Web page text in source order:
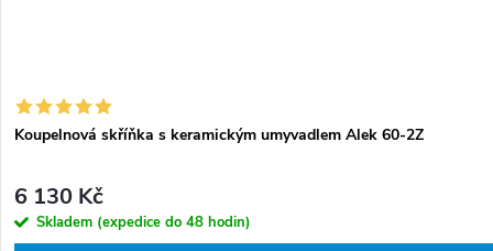
Koupelnová skříňka s keramickým umyvadlem Alek 60-2Z
6 130 Kč
Skladem (expedice do 48 hodin)